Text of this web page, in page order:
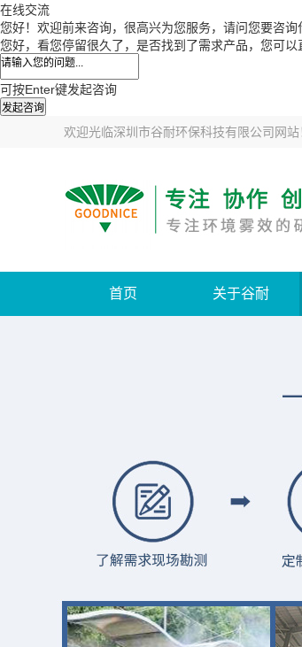
在线交流
您好！欢迎前来咨询，很高兴为您服务，请问您要咨询
您好，看您停留很久了，是否找到了需求产品，您可以
可按Enter键发起咨询
发起咨询
欢迎光临深圳市谷耐环保科技有限公司网站
首页 关于谷耐